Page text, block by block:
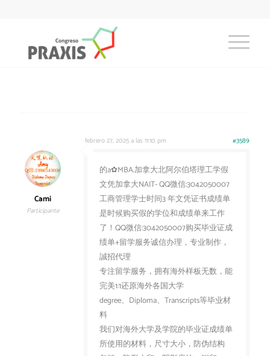
febrero 27, 2025 a las 11:10 pm #3589
Cami
Participante
的a✿MBA.加拿大北阿尔伯塔理工学假
文凭加拿大NAIT- QQ微信:3042050007
工商管理学士时间3 年文凭证书成绩单
是时候购买假的学位和成绩单来工作
了！QQ微信:3042050007购买毕业证成
绩单+留学服务诚信办理，专业制作，
誠招代理
专注留学服务，拥有海外样板无数，能
完美1:1还原海外各国大学
degree、Diploma、Transcripts等毕业材
料
我们对海外大学及学院的毕业证成绩单
所使用的材料，尺寸大小，防伪结构